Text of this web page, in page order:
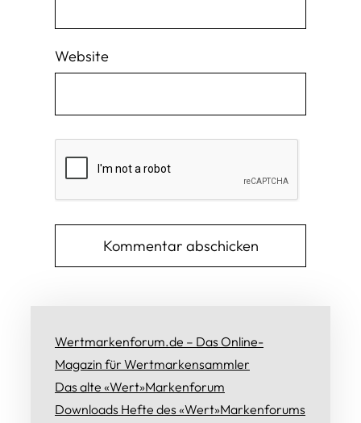
Website
Wertmarkenforum.de – Das Online-
Magazin für Wertmarkensammler
Das alte «Wert»Markenforum
Downloads Hefte des «Wert»Markenforums